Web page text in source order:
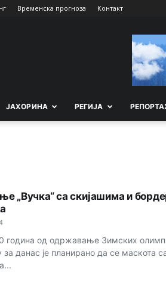
Временска прогноза Контакт
ЈАХОРИНА РEГИЈА
„Вучка“ са скијашима и
година од одржавање Зимских
за данас је планирано да се маскота